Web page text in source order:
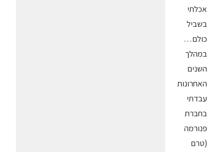
אכלתי
בשביל
כולם…
במהלך
השנים
האחרונות
עבדתי
בחברת
פנורמה
(טרם